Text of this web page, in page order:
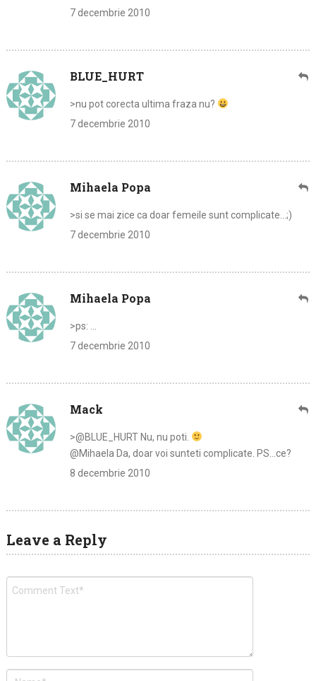
7 decembrie 2010
BLUE_HURT
>nu pot corecta ultima fraza nu?
7 decembrie 2010
Mihaela Popa
>si se mai zice ca doar femeile sunt complicate…;)
7 decembrie 2010
Mihaela Popa
>ps: …
7 decembrie 2010
Mack
>@BLUE_HURT Nu, nu poti.
@Mihaela Da, doar voi sunteti complicate. PS…ce?
8 decembrie 2010
Leave a Reply